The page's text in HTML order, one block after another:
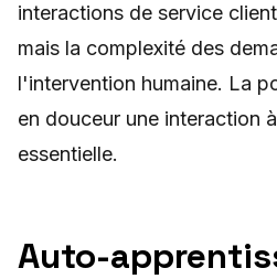
interactions de service
mais la complexité des
l'intervention humaine. La
en douceur une interaction
essentielle.
Auto-